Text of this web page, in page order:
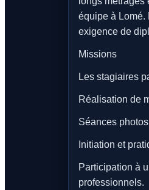
équipe à Lomé.
exigence de
Missions
Les stagiaires
Réalisation de
Séances
Initiation et
Participation à
professionnels.